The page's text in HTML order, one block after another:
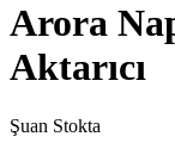
Arora
Aktarıcı
Şuan Stokta